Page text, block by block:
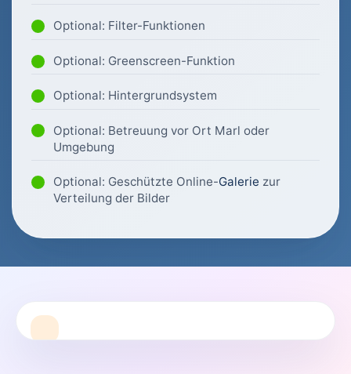
Optional: Filter-Funktionen
Optional: Greenscreen-Funktion
Optional: Hintergrundsystem
Optional: Betreuung vor Ort Marl oder
Umgebung
Optional: Geschützte Online-Galerie zur
Verteilung der Bilder